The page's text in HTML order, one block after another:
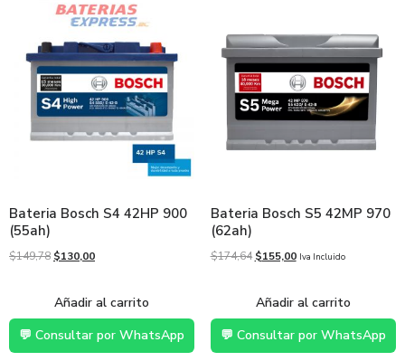
Bateria Bosch S4 42HP 900
(55ah)
$149,78 $130,00
Añadir al carrito
💬 Consultar por WhatsApp
Bateria Bosch S5 42MP 970
(62ah)
$174,64 $155,00 Iva Incluido
Añadir al carrito
💬 Consultar por WhatsApp